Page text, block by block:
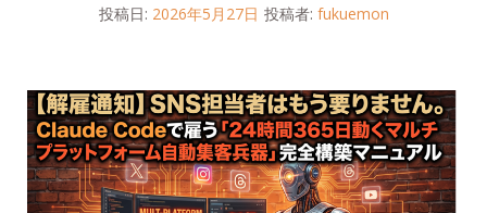
投稿日: 2026年5月27日 投稿者: fukuemon